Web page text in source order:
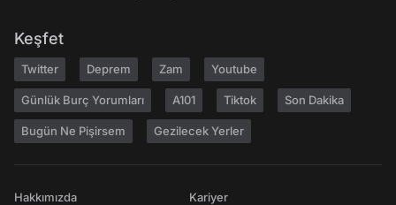
Keşfet
Twitter Deprem Zam Youtube
Günlük Burç Yorumları A101 Tiktok Son Dakika
Bugün Ne Pişirsem Gezilecek Yerler
Hakkımızda
Kariyer